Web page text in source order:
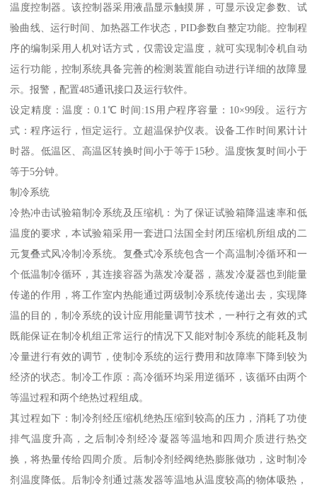
温度控制器。该控制器采用液晶显示触摸屏，可显示设定参数、试
验曲线、运行时间、加热器工作状态，PID参数自整定功能。控制程
序的编制采用人机对话方式，仅需设定温度，就可实现制冷机自动
运行功能，控制系统具备完善的检测装置能自动进行详细的故障显
示。报警，配置485通讯接口及运行软件。
设定精度：温度：0.1℃ 时间:1S用户程序容量：10×99段。运行方
式：程序运行，恒定运行。立超温保护仪表。设备工作时间累计计
时器。低温区、高温区转换时间小于等于15秒。温度恢复时间小于
等于5分钟。
制冷系统
冷热冲击试验箱制冷系统及压缩机：为了保证试验箱降温速率和低
温度的要求，本试验箱采用一套进口法国全封闭压缩机所组成的二
元复叠式风冷制冷系统。复叠式冷系统包含一个高温制冷循环和一
个低温制冷循环，其连接容器为蒸发冷凝器，蒸发冷凝器也到能量
传递的作用，将工作室内热能通过两级制冷系统传递出去，实现降
温的目的，制冷系统的设计应用能量调节技术，一种行之有效的式
既能保证在制冷机组正常运行的情况下又能对制冷系统的能耗及制
冷量进行有效的调节，使制冷系统的运行费用和故障率下降到较为
经济的状态。制冷工作原：高冷循环均采用逆循环，该循环由两个
等温过程和两个绝热过程组成。
其过程如下：制冷剂经压缩机绝热压缩到较高的压力，消耗了功使
排气温度升高，之后制冷剂经冷凝器等温地和四周介质进行热交
换，将热量传给四周介质。后制冷剂经阀绝热膨胀做功，这时制冷
剂温度降低。后制冷剂通过蒸发器等温地从温度较高的物体吸热，